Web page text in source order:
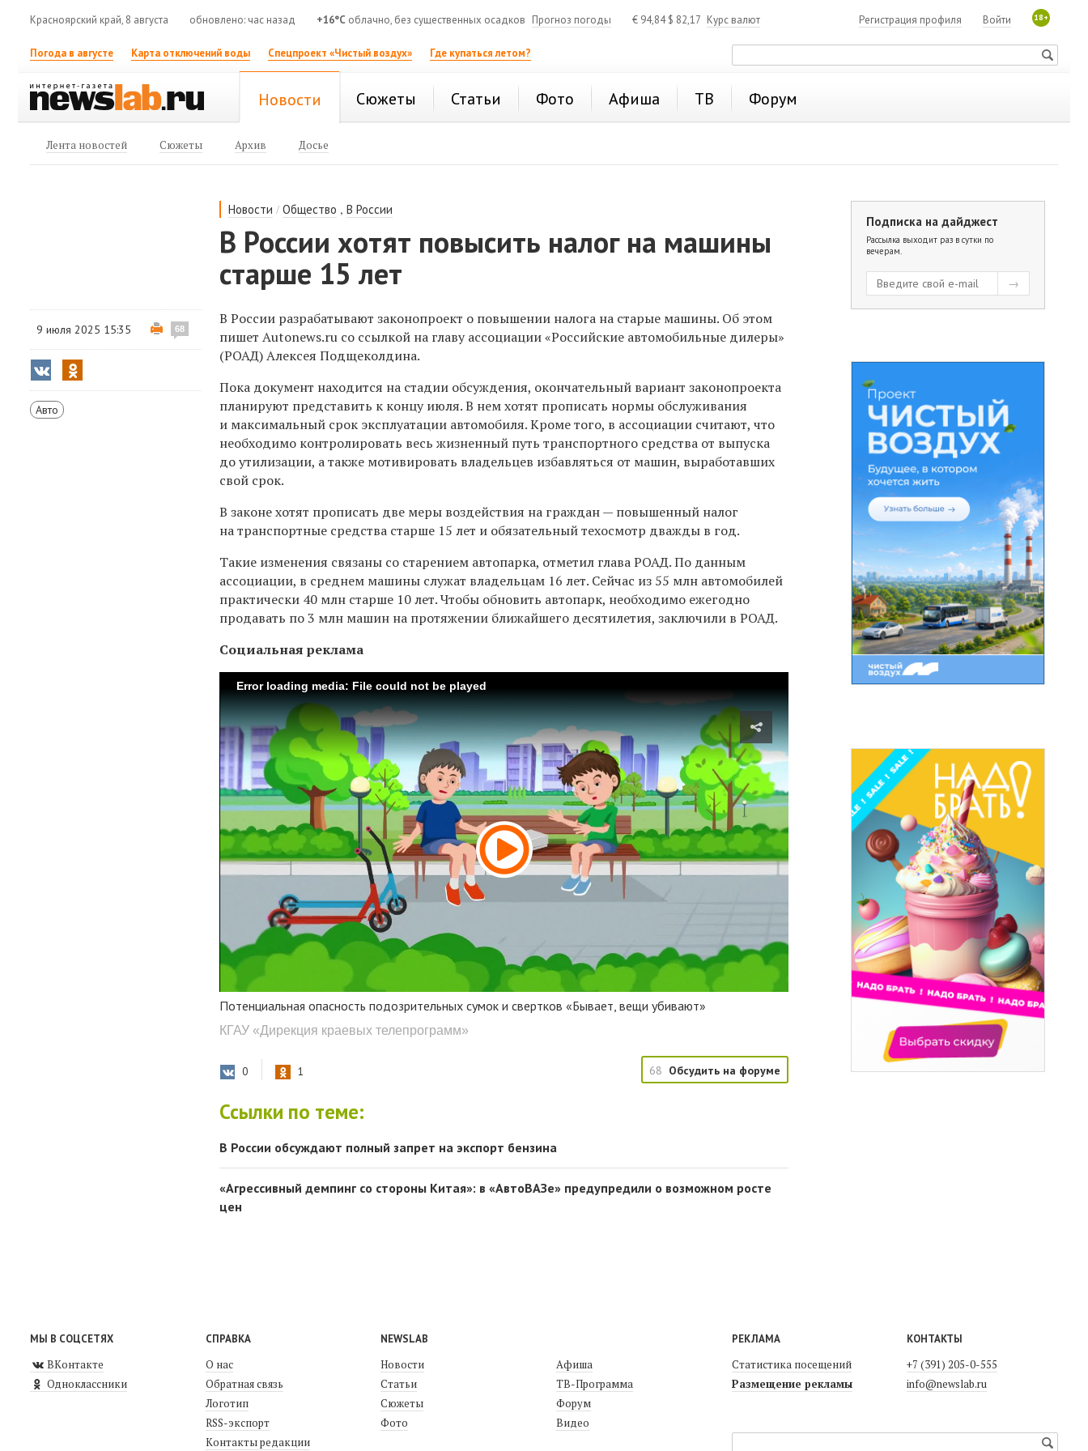
Красноярский край, 8 августа обновлено: час назад +16°C облачно, без существенных осадков Прогноз погоды € 94,84$ 82,17 Курс валют 18+
Войти
Регистрация профиля
Погода в августе Карта отключений воды Спецпроект «Чистый воздух» Где купаться летом?
Новости Сюжеты Статьи Фото Афиша ТВ Форум
Лента новостей Сюжеты Архив Досье
Новости /Общество ,В России
В России хотят повысить налог на машины
старше 15 лет
9 июля 2025 15:35 68
Авто
В России разрабатывают законопроект о повышении налога на старые машины. Об этом
пишет Autonews.ru со ссылкой на главу ассоциации «Российские автомобильные дилеры»
(РОАД) Алексея Подщеколдина.
Пока документ находится на стадии обсуждения, окончательный вариант законопроекта
планируют представить к концу июля. В нем хотят прописать нормы обслуживания
и максимальный срок эксплуатации автомобиля. Кроме того, в ассоциации считают, что
необходимо контролировать весь жизненный путь транспортного средства от выпуска
до утилизации, а также мотивировать владельцев избавляться от машин, выработавших
свой срок.
В законе хотят прописать две меры воздействия на граждан — повышенный налог
на транспортные средства старше 15 лет и обязательный техосмотр дважды в год.
Такие изменения связаны со старением автопарка, отметил глава РОАД. По данным
ассоциации, в среднем машины служат владельцам 16 лет. Сейчас из 55 млн автомобилей
практически 40 млн старше 10 лет. Чтобы обновить автопарк, необходимо ежегодно
продавать по 3 млн машин на протяжении ближайшего десятилетия, заключили в РОАД.
Социальная реклама
Error loading media: File could not be played
Потенциальная опасность подозрительных сумок и свертков «Бывает, вещи убивают»
КГАУ «Дирекция краевых телепрограмм»
0 1 68 Обсудить на форуме
Ссылки по теме:
В России обсуждают полный запрет на экспорт бензина
«Агрессивный демпинг со стороны Китая»: в «АвтоВАЗе» предупредили о возможном росте
цен
Подписка на дайджест
Рассылка выходит раз в сутки по
вечерам.
МЫ В СОЦСЕТЯХ
ВКонтакте
Одноклассники
СПРАВКА
О нас
Обратная связь
Логотип
RSS-экспорт
Контакты редакции
NEWSLAB
Новости
Статьи
Сюжеты
Фото
Афиша
ТВ-Программа
Форум
Видео
РЕКЛАМА
Статистика посещений
Размещение рекламы
КОНТАКТЫ
+7 (391) 205-0-555
info@newslab.ru